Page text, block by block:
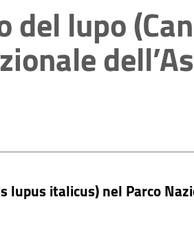
del lupo
lupus italicus) nel Parco